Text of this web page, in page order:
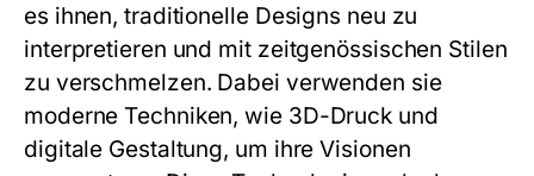
es ihnen, traditionelle Designs neu zu
interpretieren und mit zeitgenössischen Stilen
zu verschmelzen. Dabei verwenden sie
moderne Techniken, wie 3D-Druck und
digitale Gestaltung, um ihre Visionen